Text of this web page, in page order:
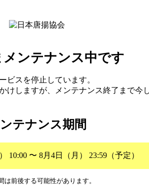
ンテナンス中です
ビスを停止しています。
けしますが、メンテナンス終了まで今
テナンス期間
10:00 〜 8月4日（月） 23:59（予定）
は前後する可能性があります。